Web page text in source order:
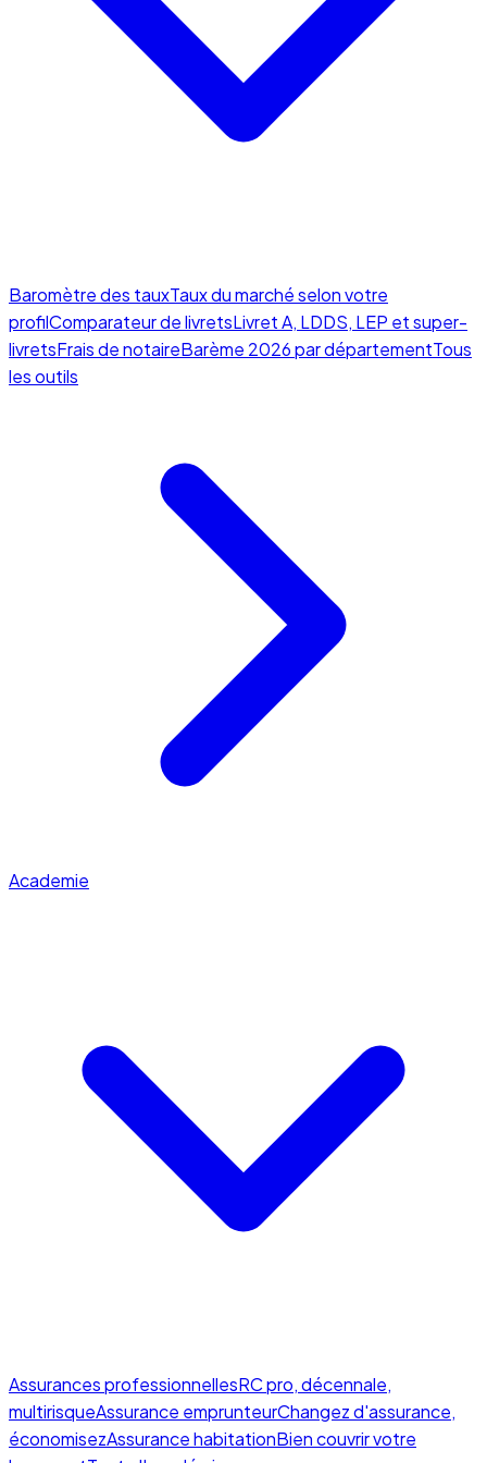
Baromètre des tauxTaux du marché selon votre
profilComparateur de livretsLivret A, LDDS, LEP et super-
livretsFrais de notaireBarème 2026 par départementTous
les outils
Academie
Assurances professionnellesRC pro, décennale,
multirisqueAssurance emprunteurChangez d'assurance,
économisezAssurance habitationBien couvrir votre